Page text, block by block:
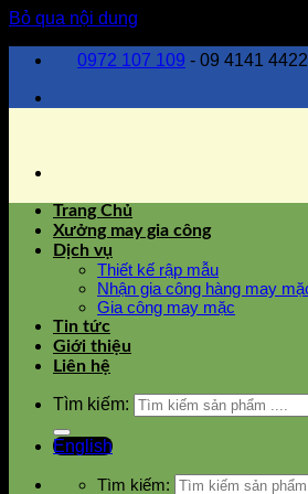
Bỏ qua nội dung
0972 107 109 - 09 4141
Trang Chủ
Xưởng may gia công
Dịch vụ
Thiết kế rập mẫu
Nhận gia công hàng may
Gia công may mặc
Tin tức
Giới thiệu
Liên hệ
Tìm kiếm:
English
Tìm kiếm: